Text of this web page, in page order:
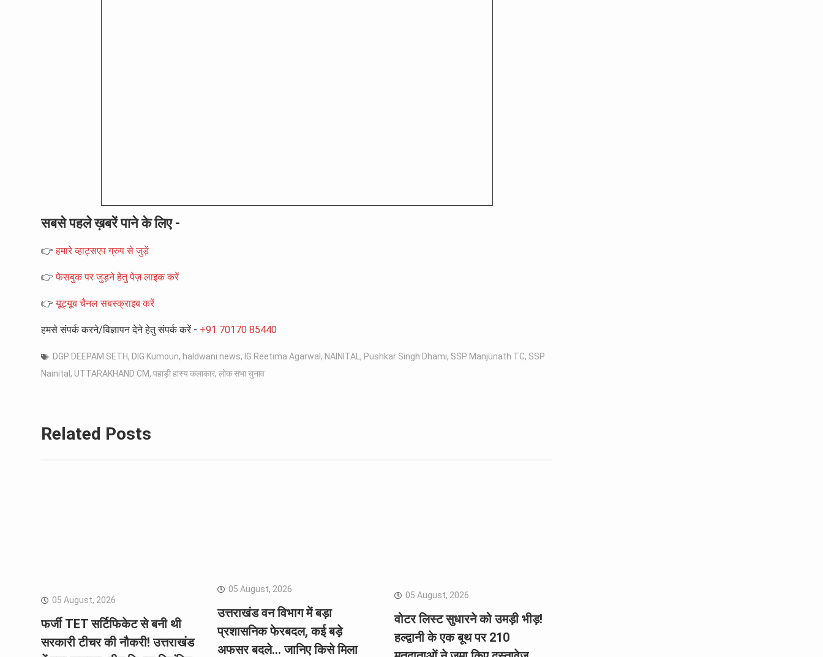
सबसे पहले ख़बरें पाने के लिए -
👉हमारे व्हाट्सएप ग्रुप से जुड़ें
👉फेसबुक पर जुड़ने हेतु पेज़ लाइक करें
👉यूट्यूब चैनल सबस्क्राइब करें
हमसे संपर्क करने/विज्ञापन देने हेतु संपर्क करें - +91 70170 85440
DGP DEEPAM SETH, DIG Kumoun, haldwani news, IG Reetima Agarwal , NAINITAL , Pushkar Singh Dhami, SSP Manjunath TC, SSP
Nainital , UTTARAKHAND CM, पहाड़ी हास्य कलाकार, लोक सभा चुनाव
Related Posts
05 August, 2026
फर्जी TET सर्टिफिकेट से बनी थी
सरकारी टीचर की नौकरी! उत्तराखंड
05 August, 2026
उत्तराखंड वन विभाग में बड़ा
प्रशासनिक फेरबदल, कई बड़े
अफसर बदले… जानिए किसे मिला
05 August, 2026
वोटर लिस्ट सुधारने को उमड़ी भीड़!
हल्द्वानी के एक बूथ पर 210